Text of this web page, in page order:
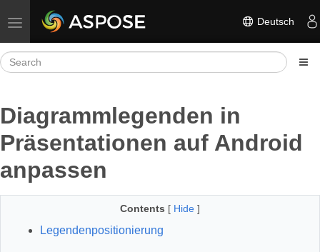
Toggle navigation Deutsch
Diagrammlegenden in
Präsentationen auf Android
anpassen
Contents [ Hide ]
Legendenpositionierung